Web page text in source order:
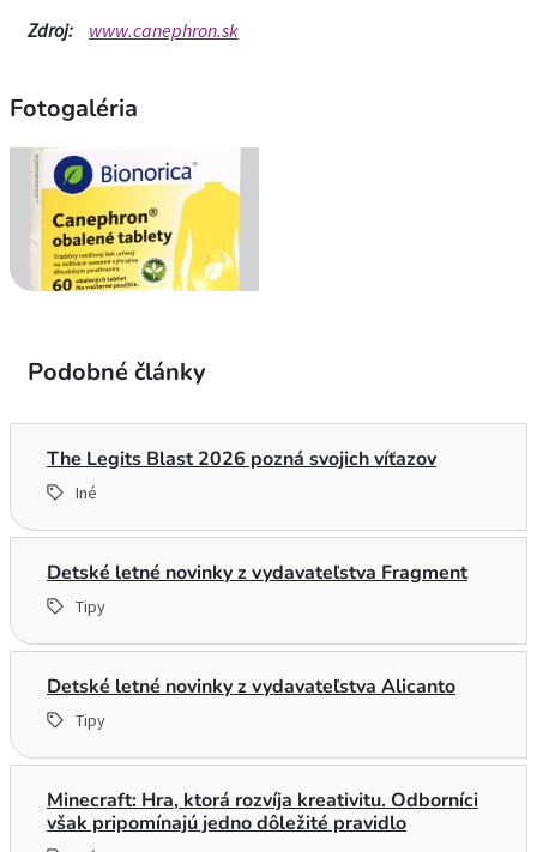
Zdroj: www.canephron.sk
Fotogaléria
Podobné články
The Legits Blast 2026 pozná svojich víťazov
Iné
Detské letné novinky z vydavateľstva Fragment
Tipy
Detské letné novinky z vydavateľstva Alicanto
Tipy
Minecraft: Hra, ktorá rozvíja kreativitu. Odborníci
však pripomínajú jedno dôležité pravidlo